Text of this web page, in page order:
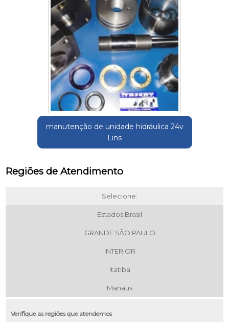
manutenção de unidade hidráulica 24v
Lins
Regiões de Atendimento
Selecione:
Estados Brasil
GRANDE SÃO PAULO
INTERIOR
Itatiba
Manaus
Verifique as regiões que atendemos